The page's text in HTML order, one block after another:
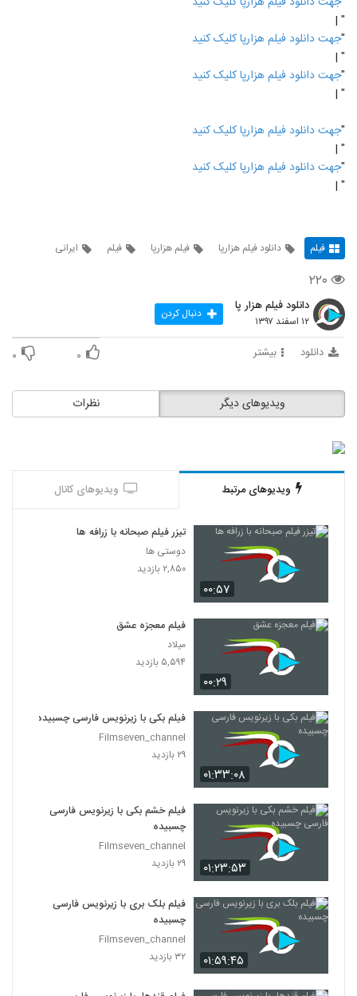
" |
"جهت دانلود فیلم هزارپا کلیک کنید
" |
"جهت دانلود فیلم هزارپا کلیک کنید
" |
"جهت دانلود فیلم هزارپا کلیک کنید
" |
"جهت دانلود فیلم هزارپا کلیک کنید
" |
فیلم دانلود فیلم هزارپا فیلم هزارپا فیلم ایرانی
۲۲۰
دانلود فیلم هزار پا
۱۲ اسفند ۱۳۹۷ دنبال کردن
دانلود بیشتر ۰ ۰
نظرات ویدیوهای دیگر
ویدیوهای مرتبط ویدیوهای کانال
۰۰:۵۷
تیزر فیلم صبحانه با زرافه ها
دوستی ها
۲,۸۵۰ بازدید
۰۰:۲۹
فیلم معجزه عشق
میلاد
۵,۵۹۴ بازدید
۰۱:۳۳:۰۸
فیلم بکی با زیرنویس فارسی چسبیده
Filmseven_channel
۲۹ بازدید
۰۱:۲۳:۵۳
فیلم خشم بکی با زیرنویس فارسی
چسبیده
Filmseven_channel
۲۹ بازدید
۰۱:۵۹:۴۵
فیلم بلک بری با زیرنویس فارسی
چسبیده
Filmseven_channel
۳۲ بازدید